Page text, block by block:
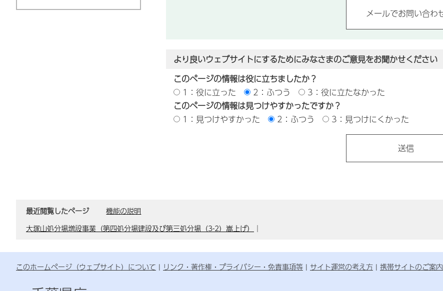
より良いウェブサイトにするためにみなさまのご意見をお聞かせください
このページの情報は役に立ちましたか？
1：役に立った
2：ふつう
3：役に立たなかった
このページの情報は見つけやすかったですか？
1：見つけやすかった
2：ふつう 3：見つけにくかった
最近閲覧したページ
機能の説明
大塚山処分場増設事業（第四処分場建設及び第三処分場（3-2）嵩上げ）
｜
このホームページ（ウェブサイト）について リンク・著作権・プライバシー・免責事項等 サイト運営の考え方 携帯サイトのご案内